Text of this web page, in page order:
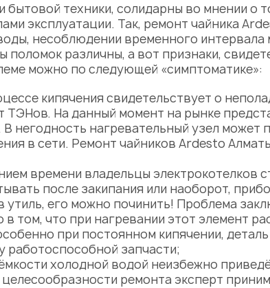
техники, солидарны во мнении о
эксплуатации. Так, ремонт чайника
несоблюдении временного
поломок различны, а вот признаки,
можно по следующей «симптоматике»:
кипячения свидетельствует о
На данный момент на рынке
негодность нагревательный узел может
в сети. Ремонт чайников Ardesto
времени владельцы электрокотелков
после закипания или наоборот,
утиль, его можно починить! Проблема
том, что при нагревании этот элемент
при постоянном кипячении,
работоспособной запчасти;
холодной водой неизбежно
ремонта эксперт